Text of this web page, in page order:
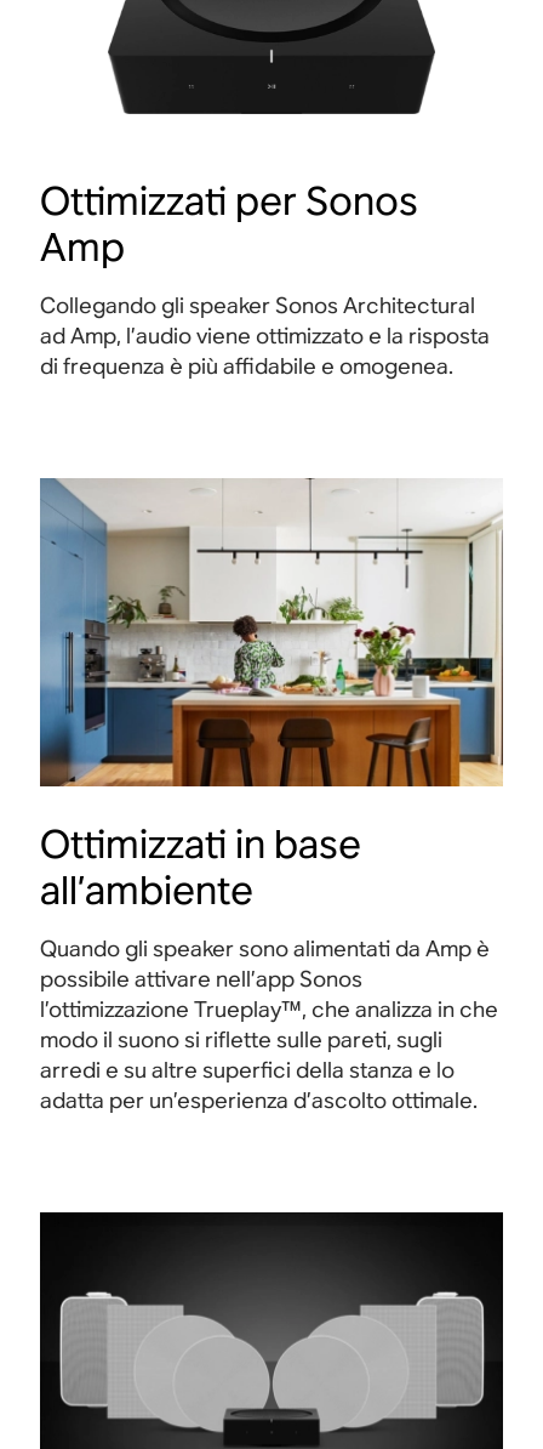
Ottimizzati per Sonos
Amp
Collegando gli speaker Sonos Architectural
ad Amp, l’audio viene ottimizzato e la risposta
di frequenza è più affidabile e omogenea.
Ottimizzati in base
all’ambiente
Quando gli speaker sono alimentati da Amp è
possibile attivare nell’app Sonos
l’ottimizzazione Trueplay™, che analizza in che
modo il suono si riflette sulle pareti, sugli
arredi e su altre superfici della stanza e lo
adatta per un’esperienza d’ascolto ottimale.